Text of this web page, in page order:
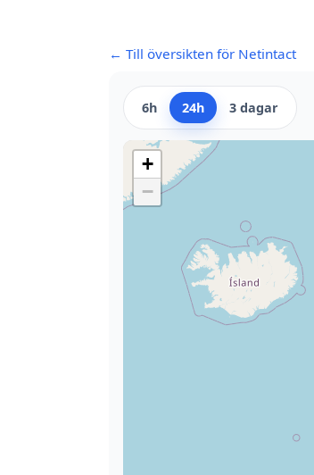
← Till översikten för Netintact
6h 24h 3 dagar
+
−